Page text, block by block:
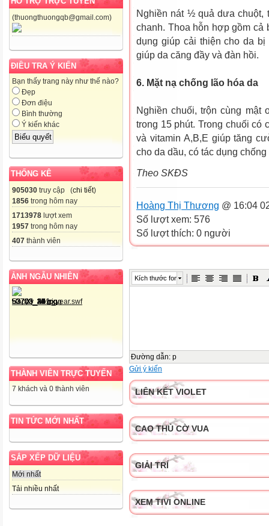
(thuongthuongqb@gmail.com)
ĐIỀU TRA Ý KIẾN
Bạn thấy trang này như thế nào?
Đẹp
Đơn điệu
Bình thường
Ý kiến khác
THỐNG KÊ
905030 truy cập (chi tiết)
1856 trong hôm nay
1713978 lượt xem
1957 trong hôm nay
407 thành viên
ẢNH NGẪU NHIÊN
THÀNH VIÊN TRỰC TUYẾN
7 khách và 0 thành viên
TIN TỨC MỚI NHẤT
SẮP XẾP DỮ LIỆU
Mới nhất
Tải nhiều nhất
Nghiền nát ½ quả dưa chuột,
chanh. Thoa hỗn hợp gồm cả
dụng giúp cải thiện cho da
giúp da căng đầy và đàn hồi.
6. Mặt nạ chống lão hóa da
Nghiền chuối, trộn cùng
trong 15 phút. Trong chuối
và vitamin A,B,E giúp tăng
cho da dầu, có tác dụng chống
Theo SKĐS
Hoàng Thị Thương @ 16:04
Số lượt xem: 576
Số lượt thích: 0 người
Kích thước font
Đường dẫn: p
Gửi ý kiến
LIÊN KẾT VIOLET
CAO THỦ CỜ VUA
GIẢI TRÍ
XEM TIVI ONLINE